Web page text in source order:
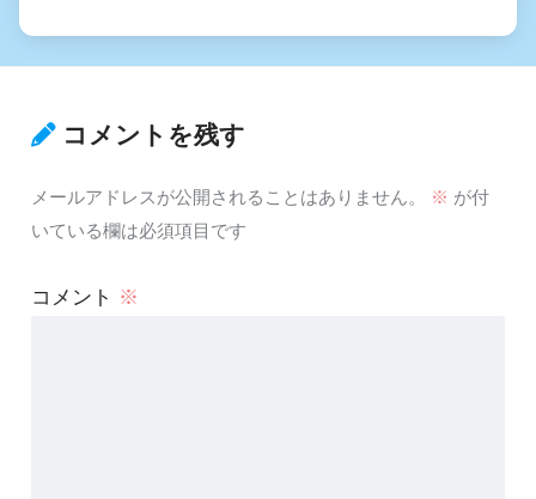
コメントを残す
メールアドレスが公開されることはありません。 ※ が付
いている欄は必須項目です
コメント ※